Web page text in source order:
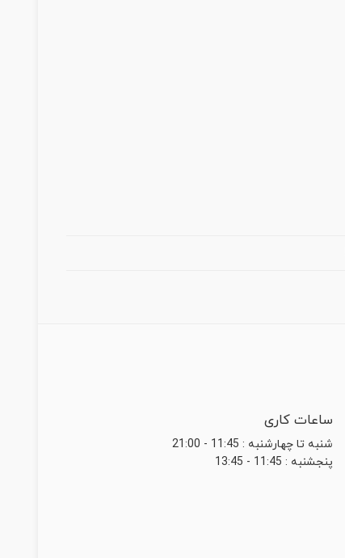
ساعات کاری
شنبه تا چهارشنبه : 11:45 - 21:00
پنجشنبه : 11:45 - 13:45